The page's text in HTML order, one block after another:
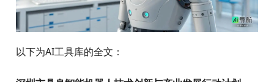
以下为AI工具库的全文：